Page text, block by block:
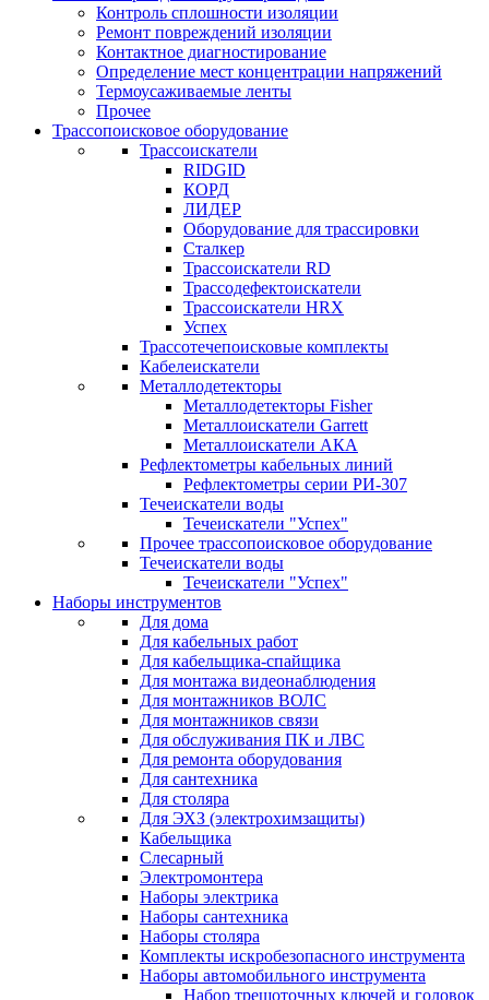
Контроль сплошности изоляции
Ремонт повреждений изоляции
Контактное диагностирование
Определение мест концентрации напряжений
Термоусаживаемые ленты
Прочее
Трассопоисковое оборудование
Трассоискатели
RIDGID
КОРД
ЛИДЕР
Оборудование для трассировки
Сталкер
Трасcоискатели RD
Трассодефектоискатели
Трассоискатели HRX
Успех
Трассотечепоисковые комплекты
Кабелеискатели
Металлодетекторы
Металлодетекторы Fisher
Металлоискатели Garrett
Металлоискатели АКА
Рефлектометры кабельных линий
Рефлектометры серии РИ-307
Течеискатели воды
Течеискатели "Успех"
Прочее трассопоисковое оборудование
Течеискатели воды
Течеискатели "Успех"
Наборы инструментов
Для дома
Для кабельных работ
Для кабельщика-спайщика
Для монтажа видеонаблюдения
Для монтажников ВОЛС
Для монтажников связи
Для обслуживания ПК и ЛВС
Для ремонта оборудования
Для сантехника
Для столяра
Для ЭХЗ (электрохимзащиты)
Кабельщика
Слесарный
Электромонтера
Наборы электрика
Наборы сантехника
Наборы столяра
Комплекты искробезопасного инструмента
Наборы автомобильного инструмента
Набор трещоточных ключей и головок